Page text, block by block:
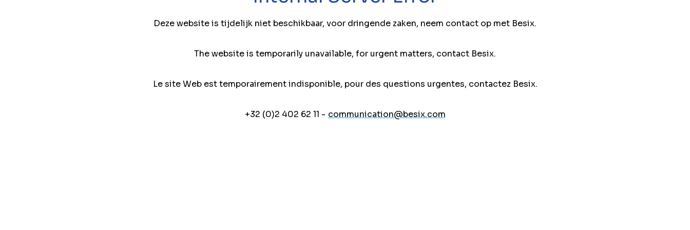
Deze website is tijdelijk niet beschikbaar, voor dringende zaken, neem contact op met Besix.
The website is temporarily unavailable, for urgent matters, contact Besix.
Le site Web est temporairement indisponible, pour des questions urgentes, contactez Besix.
+32 (0)2 402 62 11 - communication@besix.com